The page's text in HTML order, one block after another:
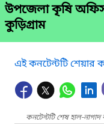
উপজেলা কৃষি
কুড়িগ্রাম
এই কনটেন্টটি শেয়ার
কনটেন্টটি শেষ হাল-